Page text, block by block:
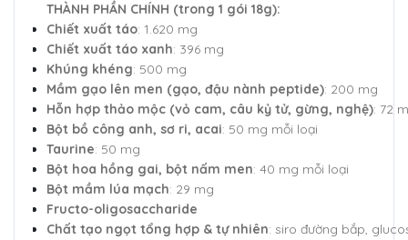
THÀNH PHẦN CHÍNH (trong 1 gói 18g):
Chiết xuất táo: 1.620 mg
Chiết xuất táo xanh: 396 mg
Khúng khéng: 500 mg
Mầm gạo lên men (gạo, đậu nành peptide): 200 mg
Hỗn hợp thảo mộc (vỏ cam, câu kỷ tử, gừng, nghệ): 72
Bột bồ công anh, sơ ri, acai: 50 mg mỗi loại
Taurine: 50 mg
Bột hoa hồng gai, bột nấm men: 40 mg mỗi loại
Bột mầm lúa mạch: 29 mg
Fructo-oligosaccharide
Chất tạo ngọt tổng hợp & tự nhiên: siro đường bắp,